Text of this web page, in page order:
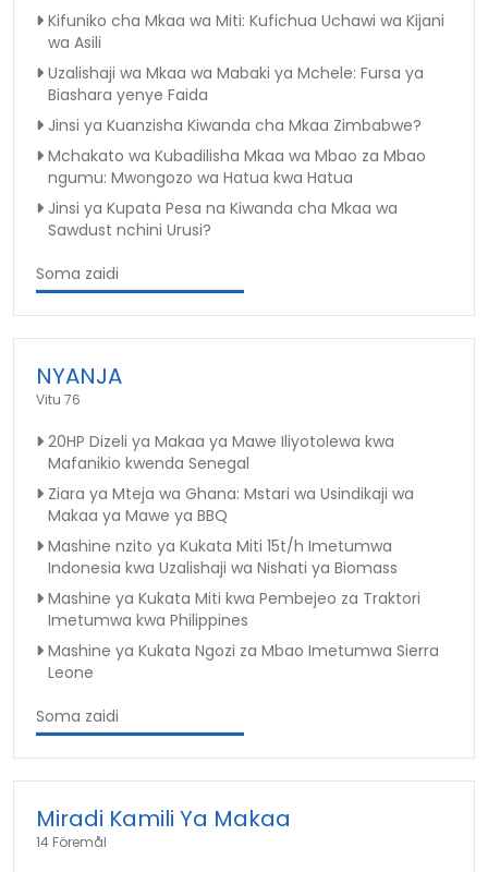
Kifuniko cha Mkaa wa Miti: Kufichua Uchawi wa Kijani
wa Asili
Uzalishaji wa Mkaa wa Mabaki ya Mchele: Fursa ya
Biashara yenye Faida
Jinsi ya Kuanzisha Kiwanda cha Mkaa Zimbabwe?
Mchakato wa Kubadilisha Mkaa wa Mbao za Mbao
ngumu: Mwongozo wa Hatua kwa Hatua
Jinsi ya Kupata Pesa na Kiwanda cha Mkaa wa
Sawdust nchini Urusi?
Soma zaidi
NYANJA
Vitu 76
20HP Dizeli ya Makaa ya Mawe Iliyotolewa kwa
Mafanikio kwenda Senegal
Ziara ya Mteja wa Ghana: Mstari wa Usindikaji wa
Makaa ya Mawe ya BBQ
Mashine nzito ya Kukata Miti 15t/h Imetumwa
Indonesia kwa Uzalishaji wa Nishati ya Biomass
Mashine ya Kukata Miti kwa Pembejeo za Traktori
Imetumwa kwa Philippines
Mashine ya Kukata Ngozi za Mbao Imetumwa Sierra
Leone
Soma zaidi
Miradi Kamili Ya Makaa
14 Föremål